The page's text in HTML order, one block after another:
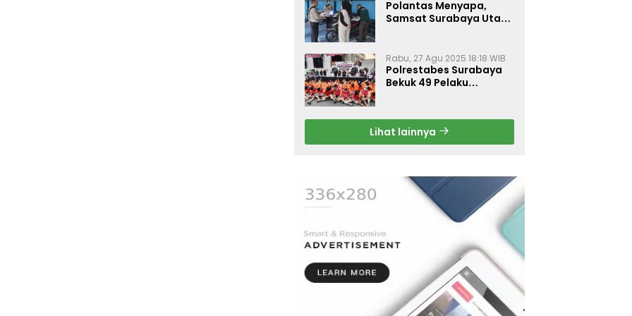
Polantas Menyapa,
Samsat Surabaya Utara
Rabu, 27 Agu 2025 18:18 WIB
Polrestabes Surabaya
Bekuk 49 Pelaku
Gratis
Lihat lainnya